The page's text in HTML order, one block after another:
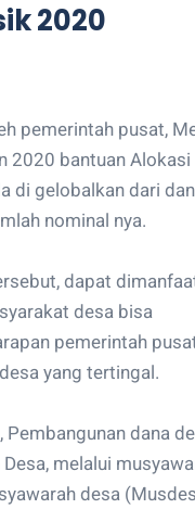
2020
pemerintah pusat,
2020 bantuan Alokasi
di gelobalkan dari
nominal nya.
dapat
desa bisa
pemerintah
yang tertingal.
dana
melalui
desa